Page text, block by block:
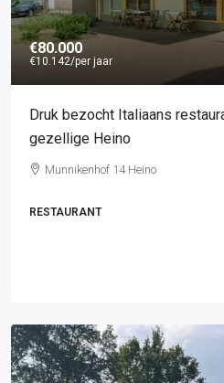
€80.000
€10.142/per jaar
Druk bezocht Italiaans
gezellige Heino
Munnikenhof 14 Heino
RESTAURANT